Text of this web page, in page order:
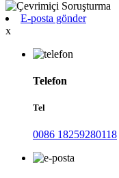
E-posta gönder
x
Telefon
Tel
0086 18259280118